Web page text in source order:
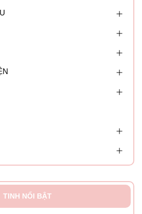
khi mang thai cũng như sau khi
breast-feeding
chất bảo quản ảnh hưởng đến
vì thể chị em có thể sử dụng để bổ
TINH NỔI BẬT